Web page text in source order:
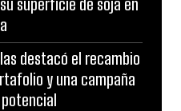
superficie de soja en
destacó el recambio
y una campaña